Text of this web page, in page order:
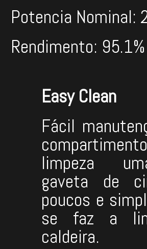
Potencia Nominal:
Rendimento: 95.1%
Easy Clean
Fácil
limpeza
gaveta de
poucos e
se faz a
caldeira.